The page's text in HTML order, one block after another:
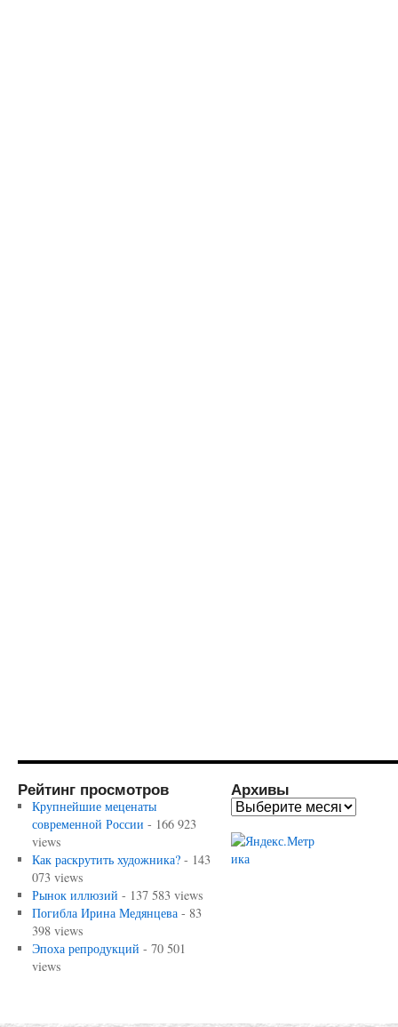
Рейтинг просмотров
Крупнейшие меценаты
современной России - 166 923
views
Как раскрутить художника?- 143
073 views
Рынок иллюзий - 137 583 views
Погибла Ирина Медянцева- 83
398 views
Эпоха репродукций - 70 501
views
Архивы